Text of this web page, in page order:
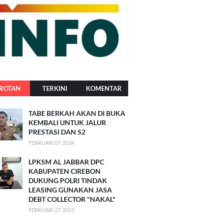
TERKINI KOMENTAR
TABE BERKAH AKAN DI BUKA
KEMBALI UNTUK JALUR
PRESTASI DAN S2
FEBRUARI 07, 2024
LPKSM AL JABBAR DPC
KABUPATEN CIREBON
DUKUNG POLRI TINDAK
LEASING GUNAKAN JASA
DEBT COLLECTOR "NAKAL"
FEBRUARI 27, 2023